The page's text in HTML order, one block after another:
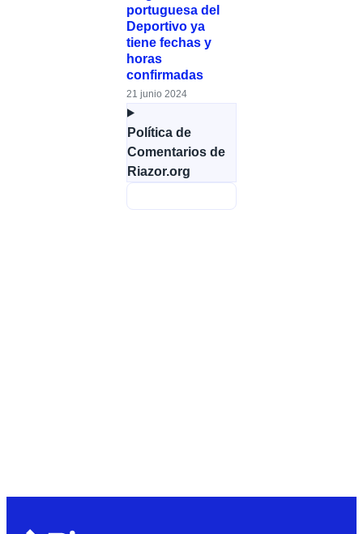
portuguesa del
Deportivo ya
tiene fechas y
horas
confirmadas
21 junio 2024
Política de
Comentarios de
Riazor.org